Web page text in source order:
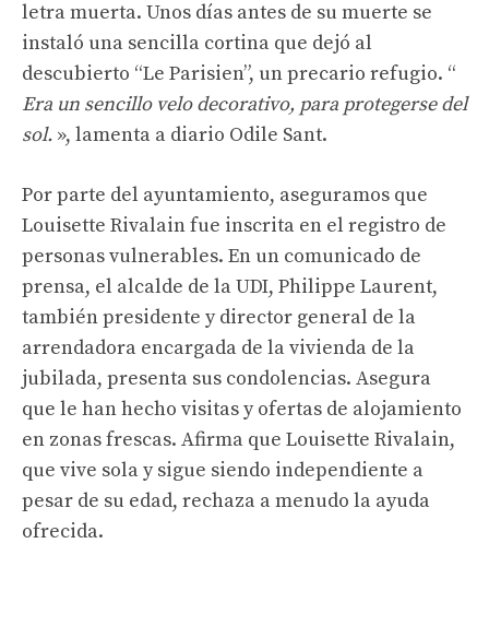
letra muerta. Unos días antes de su muerte se
instaló una sencilla cortina que dejó al
descubierto “Le Parisien”, un precario refugio. “
Era un sencillo velo decorativo, para protegerse del
sol. », lamenta a diario Odile Sant.
Por parte del ayuntamiento, aseguramos que
Louisette Rivalain fue inscrita en el registro de
personas vulnerables. En un comunicado de
prensa, el alcalde de la UDI, Philippe Laurent,
también presidente y director general de la
arrendadora encargada de la vivienda de la
jubilada, presenta sus condolencias. Asegura
que le han hecho visitas y ofertas de alojamiento
en zonas frescas. Afirma que Louisette Rivalain,
que vive sola y sigue siendo independiente a
pesar de su edad, rechaza a menudo la ayuda
ofrecida.